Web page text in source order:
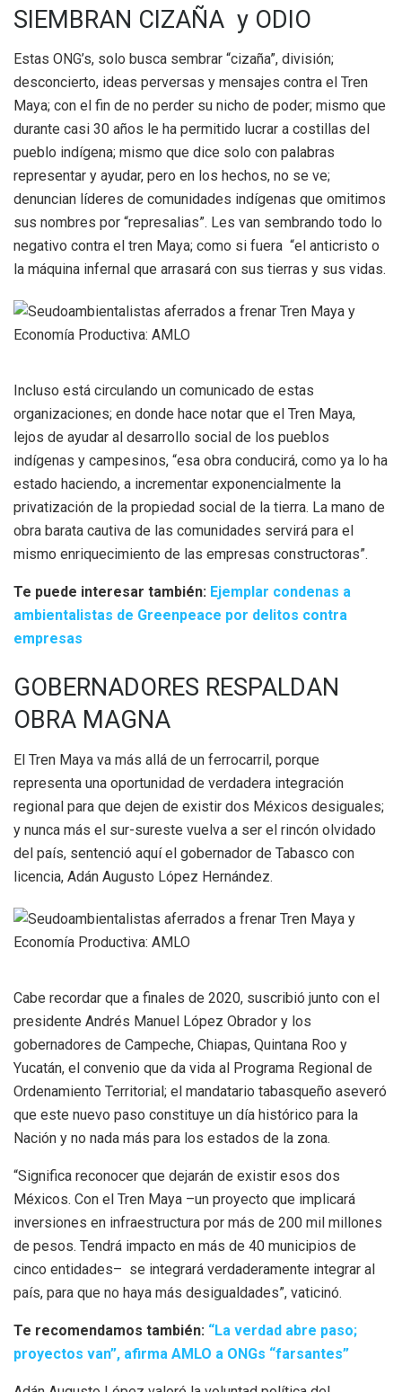
SIEMBRAN CIZAÑA y ODIO
Estas ONG’s, solo busca sembrar “cizaña”, división;
desconcierto, ideas perversas y mensajes contra el Tren
Maya; con el fin de no perder su nicho de poder; mismo que
durante casi 30 años le ha permitido lucrar a costillas del
pueblo indígena; mismo que dice solo con palabras
representar y ayudar, pero en los hechos, no se ve;
denuncian líderes de comunidades indígenas que omitimos
sus nombres por “represalias”. Les van sembrando todo lo
negativo contra el tren Maya; como si fuera “el anticristo o
la máquina infernal que arrasará con sus tierras y sus vidas.
Incluso está circulando un comunicado de estas
organizaciones; en donde hace notar que el Tren Maya,
lejos de ayudar al desarrollo social de los pueblos
indígenas y campesinos, “esa obra conducirá, como ya lo ha
estado haciendo, a incrementar exponencialmente la
privatización de la propiedad social de la tierra. La mano de
obra barata cautiva de las comunidades servirá para el
mismo enriquecimiento de las empresas constructoras”.
Te puede interesar también: Ejemplar condenas a
ambientalistas de Greenpeace por delitos contra
empresas
GOBERNADORES RESPALDAN
OBRA MAGNA
El Tren Maya va más allá de un ferrocarril, porque
representa una oportunidad de verdadera integración
regional para que dejen de existir dos Méxicos desiguales;
y nunca más el sur-sureste vuelva a ser el rincón olvidado
del país, sentenció aquí el gobernador de Tabasco con
licencia, Adán Augusto López Hernández.
Cabe recordar que a finales de 2020, suscribió junto con el
presidente Andrés Manuel López Obrador y los
gobernadores de Campeche, Chiapas, Quintana Roo y
Yucatán, el convenio que da vida al Programa Regional de
Ordenamiento Territorial; el mandatario tabasqueño aseveró
que este nuevo paso constituye un día histórico para la
Nación y no nada más para los estados de la zona.
“Significa reconocer que dejarán de existir esos dos
Méxicos. Con el Tren Maya –un proyecto que implicará
inversiones en infraestructura por más de 200 mil millones
de pesos. Tendrá impacto en más de 40 municipios de
cinco entidades– se integrará verdaderamente integrar al
país, para que no haya más desigualdades”, vaticinó.
Te recomendamos también: “La verdad abre paso;
proyectos van”, afirma AMLO a ONGs “farsantes”